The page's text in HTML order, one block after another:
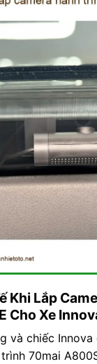
Khi Lắp
Cho Xe
và chiếc Innova
70mai